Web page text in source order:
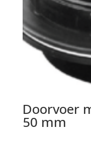
Doorvoer
50 mm